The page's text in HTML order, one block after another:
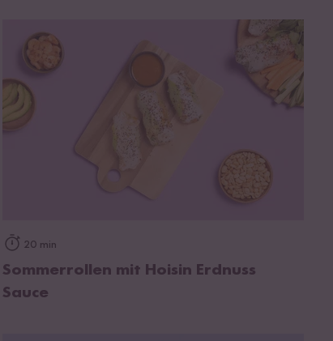
20 min
Sommerrollen mit Hoisin Erdnuss
Sauce